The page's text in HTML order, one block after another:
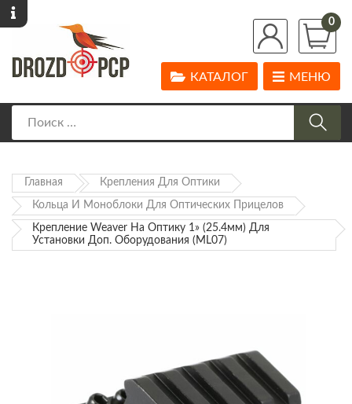
0
МЕНЮ
КАТАЛОГ
Главная Крепления Для Оптики
Кольца И Моноблоки Для Оптических Прицелов
Крепление Weaver На Оптику 1» (25.4мм) Для
Установки Доп. Оборудования (ML07)